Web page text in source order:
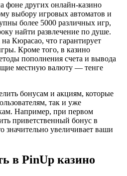
фоне других онлайн-казино
выбору игровых автоматов и
более 5000 различных игр,
найти развлечение по душе.
Кюрасао, что гарантирует
Кроме того, в казино
пополнения счета и вывода
местную валюту — тенге
бонусам и акциям, которые
так и уже
Например, при первом
приветственный бонус в
значительно увеличивает ваши
в PinUp казино